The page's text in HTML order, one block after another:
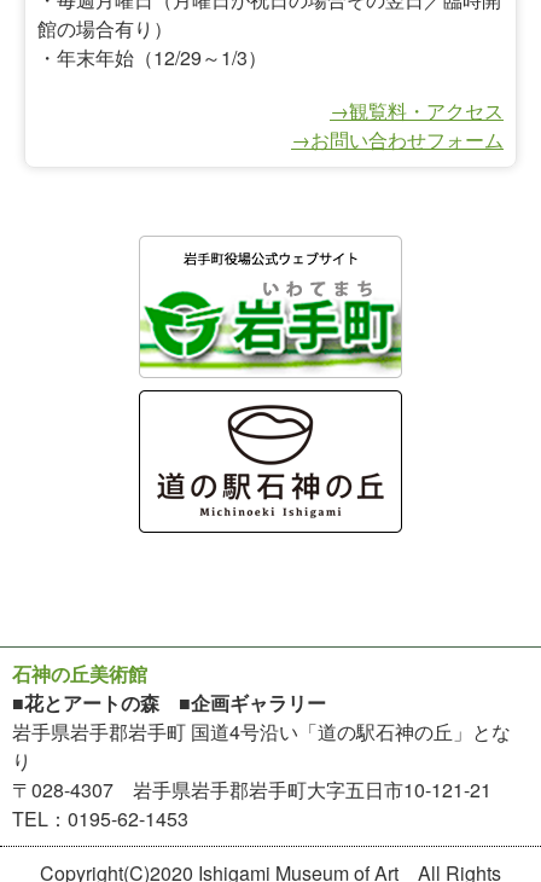
館の場合有り）
・年末年始（12/29～1/3）
→観覧料・アクセス
→お問い合わせフォーム
石神の丘美術館
■花とアートの森 ■企画ギャラリー
岩手県岩手郡岩手町 国道4号沿い「道の駅石神の丘」とな
り
〒028-4307 岩手県岩手郡岩手町大字五日市10-121-21
TEL：0195-62-1453
Copyright(C)2020 Ishigami Museum of Art All Rights